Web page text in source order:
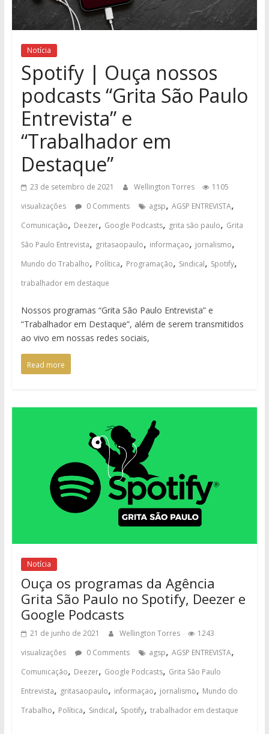
Notícia
Spotify | Ouça nossos
podcasts “Grita São Paulo
Entrevista” e
“Trabalhador em
Destaque”
23 de setembro de 2021 Wellington Torres
1105
visualizações
0 Comments agsp, AGSP ENTREVISTA,
Comunicação, Deezer, Google Podcasts, grita são paulo, Grita
São Paulo Entrevista, gritasaopaulo, informaçao, jornalismo,
Mundo do Trabalho, Política, Programação, Sindical, Spotify,
trabalhador em destaque
Nossos programas “Grita São Paulo Entrevista” e
“Trabalhador em Destaque”, além de serem transmitidos
ao vivo em nossas redes sociais,
Read more
Notícia
Ouça os programas da Agência
Grita São Paulo no Spotify, Deezer e
Google Podcasts
21 de junho de 2021 Wellington Torres
1243
visualizações
0 Comments agsp, AGSP ENTREVISTA,
Comunicação, Deezer, Google Podcasts, Grita São Paulo
Entrevista, gritasaopaulo, informaçao, jornalismo, Mundo do
Trabalho, Política, Sindical, Spotify, trabalhador em destaque